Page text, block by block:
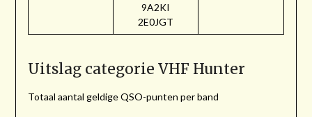
9A2KI
2E0JGT
Uitslag categorie VHF Hunter
Totaal aantal geldige QSO-punten per band